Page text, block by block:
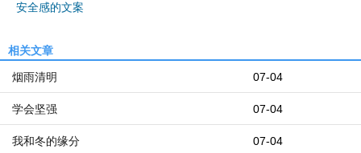
安全感的文案
相关文章
07-04
烟雨清明
07-04
学会坚强
07-04
我和冬的缘分